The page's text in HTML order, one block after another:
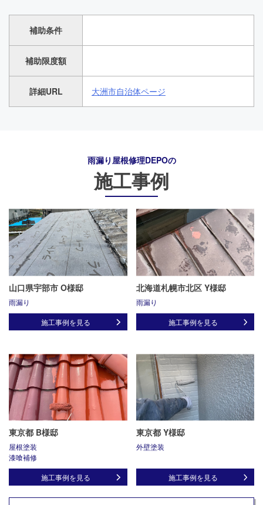
補助条件
補助限度額
詳細URL 大洲市自治体ページ
雨漏り屋根修理DEPOの
施工事例
山口県宇部市 O様邸
雨漏り
施工事例を見る
北海道札幌市北区 Y様邸
雨漏り
施工事例を見る
東京都 B様邸
屋根塗装
漆喰補修
施工事例を見る
東京都 Y様邸
外壁塗装
施工事例を見る